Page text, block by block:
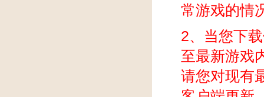
常游戏的情
2、当您下
至最新游戏
请您对现有